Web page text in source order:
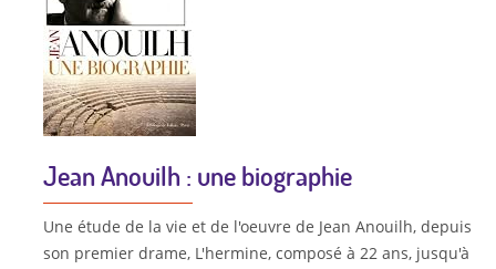
Jean Anouilh : une biographie
Une étude de la vie et de l'oeuvre de Jean Anouilh, depuis
son premier drame, L'hermine, composé à 22 ans, jusqu'à